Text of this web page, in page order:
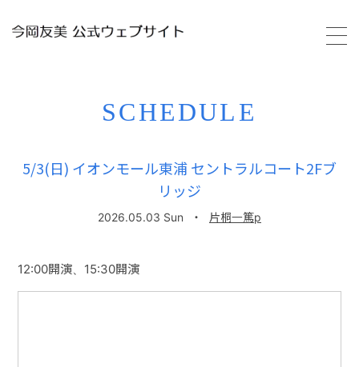
SCHEDULE
DISCOGRAPHY
SCHEDULE
5/3(日) イオンモール東浦 セントラルコート2Fブ
リッジ
2026.05.03 Sun ・ 片桐一篤p
12:00開演、15:30開演